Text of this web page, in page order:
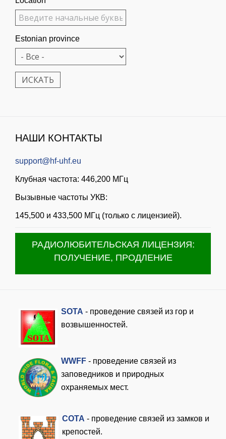
Estonian province
НАШИ КОНТАКТЫ
support@hf-uhf.eu
Клубная частота: 446,200 МГц
Вызывные частоты УКВ:
145,500 и 433,500 МГц (только с лицензией).
РАДИОЛЮБИТЕЛЬСКАЯ ЛИЦЕНЗИЯ:
ПОЛУЧЕНИЕ, ПРОДЛЕНИЕ
SOTA - проведение связей из гор и
возвышенностей.
WWFF - проведение связей из
заповедников и природных
охраняемых мест.
COTA - проведение связей из замков и
крепостей.